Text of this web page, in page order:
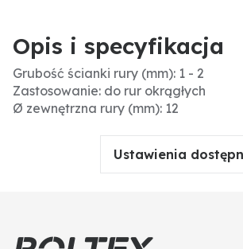
Opis i specyfikacja
Grubość ścianki rury (mm): 1 - 2
Zastosowanie: do rur okrągłych
Ø zewnętrzna rury (mm): 12
Ustawienia